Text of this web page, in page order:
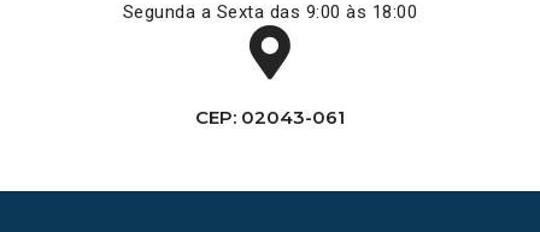
Segunda a Sexta das 9:00 às 18:00
CEP: 02043-061